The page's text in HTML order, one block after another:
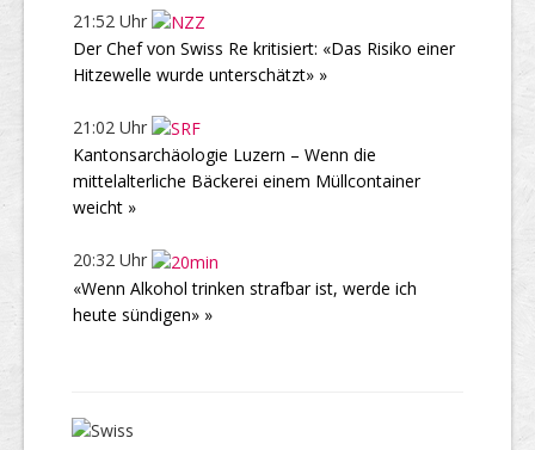
21:52 Uhr
Der Chef von Swiss Re kritisiert: «Das Risiko einer
Hitzewelle wurde unterschätzt» »
21:02 Uhr
Kantonsarchäologie Luzern – Wenn die
mittelalterliche Bäckerei einem Müllcontainer
weicht »
20:32 Uhr
«Wenn Alkohol trinken strafbar ist, werde ich
heute sündigen» »